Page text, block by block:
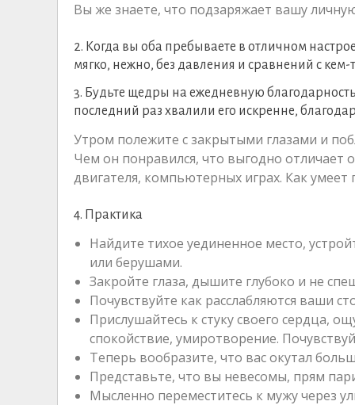
Вы же знаете, что подзаряжает вашу
2. Когда вы оба пребываете в отличном
мягко, нежно, без давления и сравнений с кем-
3. Будьте щедры на ежедневную
последний раз хвалили его искренне,
Утром полежите с закрытыми глазами и
Чем он понравился, что выгодно отличает
двигателя, компьютерных играх. Как
4. Практика
Найдите тихое уединенное место,
или берушами.
Закройте глаза, дышите глубоко и не
Почувствуйте как расслабляются ваши
Прислушайтесь к стуку своего сердца,
спокойствие, умиротворение.
Теперь вообразите, что вас окутал
Представьте, что вы невесомы, прям
Мысленно переместитесь к мужу через